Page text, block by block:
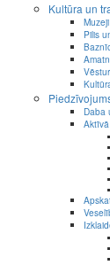
Kultūra un
Pilis
Daba